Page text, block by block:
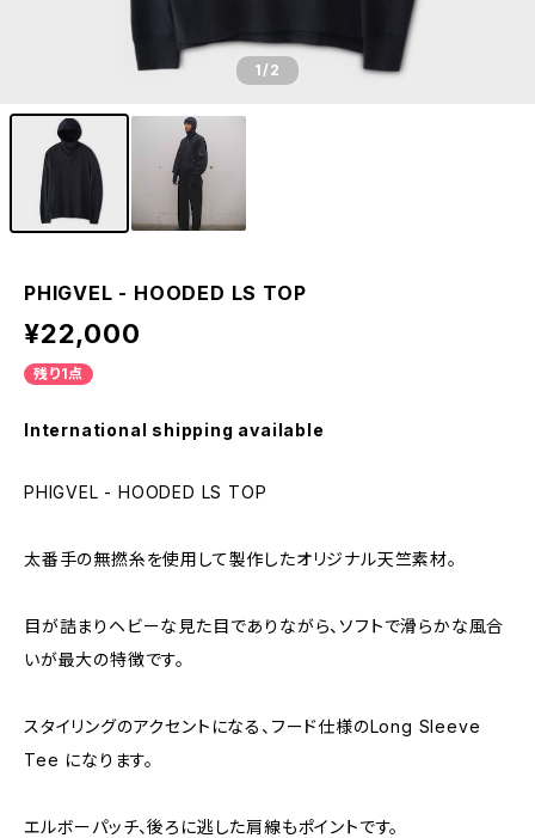
1/2
PHIGVEL - HOODED LS TOP
¥22,000
残り1点
International shipping available
PHIGVEL - HOODED LS TOP
太番手の無撚糸を使用して製作したオリジナル天竺素材。
目が詰まりヘビーな見た目でありながら、ソフトで滑らかな風合
いが最大の特徴です。
スタイリングのアクセントになる、フード仕様のLong Sleeve
Tee になります。
エルボーパッチ、後ろに逃した肩線もポイントです。